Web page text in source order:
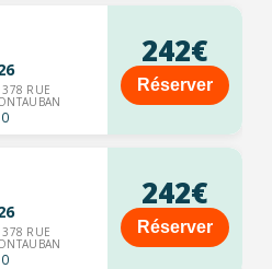
378 RUE
242€
Réserver
378 RUE
242€
Réserver